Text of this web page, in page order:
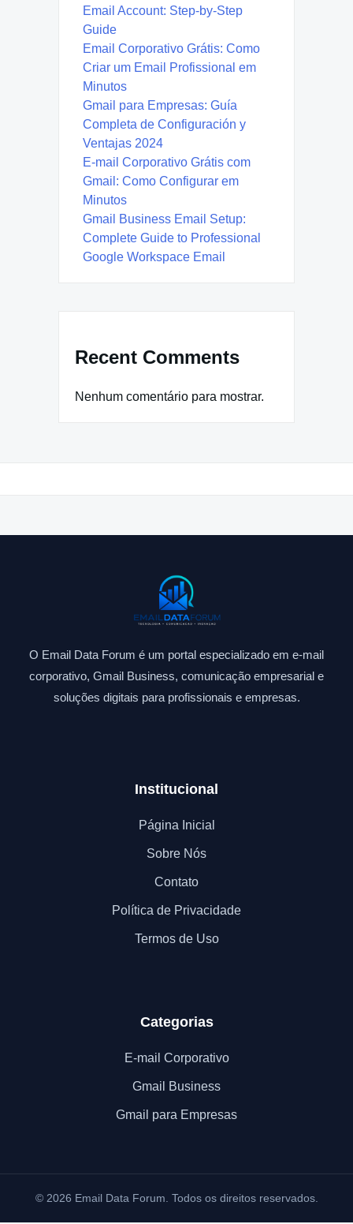
Email Account: Step-by-Step
Guide
Email Corporativo Grátis: Como
Criar um Email Profissional em
Minutos
Gmail para Empresas: Guía
Completa de Configuración y
Ventajas 2024
E-mail Corporativo Grátis com
Gmail: Como Configurar em
Minutos
Gmail Business Email Setup:
Complete Guide to Professional
Google Workspace Email
Recent Comments
Nenhum comentário para mostrar.
O Email Data Forum é um portal especializado em e-mail
corporativo, Gmail Business, comunicação empresarial e
soluções digitais para profissionais e empresas.
Institucional
Página Inicial
Sobre Nós
Contato
Política de Privacidade
Termos de Uso
Categorias
E-mail Corporativo
Gmail Business
Gmail para Empresas
© 2026 Email Data Forum. Todos os direitos reservados.